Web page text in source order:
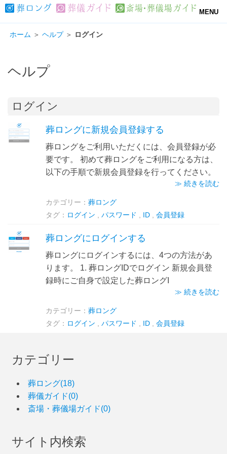
MENU
ホーム ＞ ヘルプ ＞ ログイン
ヘルプ
ログイン
葬ロングに新規会員登録する
葬ロングをご利用いただくには、会員登録が必
要です。 初めて葬ロングをご利用になる方は、
以下の手順で新規会員登録を行ってください。
≫ 続きを読む
カテゴリー： 葬ロング
タグ： ログイン パスワード ID, 会員登録
葬ロングにログインする
葬ロングにログインするには、4つの方法があ
ります。 1. 葬ロングIDでログイン 新規会員登
録時にご自身で設定した葬ロングI
≫ 続きを読む
カテゴリー： 葬ロング
タグ： ログイン パスワード ID, 会員登録
カテゴリー
葬ロング(18)
葬儀ガイド(0)
斎場・葬儀場ガイド(0)
サイト内検索